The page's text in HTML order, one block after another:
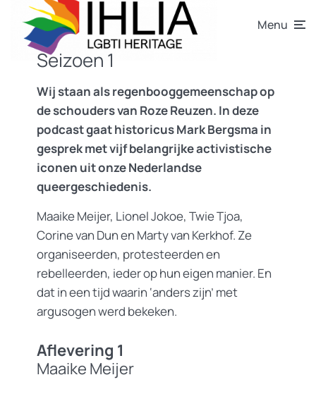
Menu
Seizoen 1
Wij staan als regenbooggemeenschap op
de schouders van Roze Reuzen. In deze
podcast gaat historicus Mark Bergsma in
gesprek met vijf belangrijke activistische
iconen uit onze Nederlandse
queergeschiedenis.
Maaike Meijer, Lionel Jokoe, Twie Tjoa,
Corine van Dun en Marty van Kerkhof. Ze
organiseerden, protesteerden en
rebelleerden, ieder op hun eigen manier. En
dat in een tijd waarin ‘anders zijn’ met
argusogen werd bekeken.
Aflevering 1
Maaike Meijer